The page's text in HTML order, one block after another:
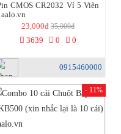
CMOS CR2032 Vỉ 5 Viên
aalo.vn
23,000đ 35,000đ
3639 0 0
0915460000
- 11%